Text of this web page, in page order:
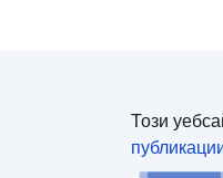
Този